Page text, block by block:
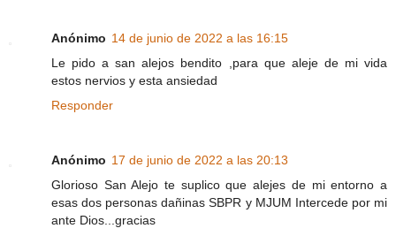
Anónimo 14 de junio de 2022 a las 16:15
Le pido a san alejos bendito ,para que aleje de mi vida
estos nervios y esta ansiedad
Responder
Anónimo 17 de junio de 2022 a las 20:13
Glorioso San Alejo te suplico que alejes de mi entorno a
esas dos personas dañinas SBPR y MJUM Intercede por mi
ante Dios...gracias